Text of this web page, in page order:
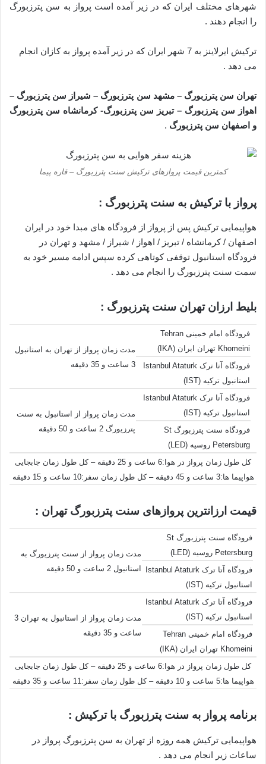
شهرهای مختلف ایران که در زیر آمده است پرواز به سن پترزبورگ
را انجام دهند .
ترکیش ایرلاینز به 7 شهر ایران که در زیر آمده پرواز به کازان انجام
می دهد .
تهران سن پترزبورگ – مشهد سن پترزبورگ – شیراز سن پترزبورگ –
اهواز سن پترزبورگ – تبریز سن پترزبورگ- کرمانشاه سن پترزبورگ
و اصفهان سن پترزبورگ .
کمترین قیمت پروازهای ترکیش سنت پترزبورگ – قاره پیما
پرواز با ترکیش به سنت پترزبورگ :
هواپیمایی ترکیش پس از پرواز از فرودگاه های مبدا خود در ایران
اصفهان / کرمانشاه / تبریز / اهواز / شیراز / مشهد و تهران در
فرودگاه استانبول توقفی کوتاهی کرده سپس ادامه مسیر خود به
سمت سنت پترزبورگ را انجام می دهد .
بلیط ارزان تهران سنت پترزبورگ :
فرودگاه امام خمینی Tehran
Khomeini تهران ایران (IKA)
مدت زمان پرواز از تهران به استانبول
3 ساعت و 35 دقیقه
فرودگاه آتا ترک Istanbul Ataturk
استانبول ترکیه (IST)
فرودگاه آتا ترک Istanbul Ataturk
استانبول ترکیه (IST)
مدت زمان پرواز از استانبول به سنت
پترزیورگ 2 ساعت و 50 دقیقه
فرودگاه سنت پترزبورگ St
Petersburg روسیه (LED)
کل طول زمان پرواز در هوا:6 ساعت و 25 دقیقه – کل طول زمان جابجایی
هواپیما ها:3 ساعت و 45 دقیقه – کل طول زمان سفر:10 ساعت و 15 دقیقه
قیمت ارزانترین پروازهای سنت پترزبورگ تهران :
فرودگاه سنت پترزبورگ St
Petersburg روسیه (LED)
مدت زمان پرواز از سنت پترزیورگ به
استانبول 2 ساعت و 50 دقیقه فرودگاه آتا ترک Istanbul Ataturk
استانبول ترکیه (IST)
فرودگاه آتا ترک Istanbul Ataturk
استانبول ترکیه (IST)
مدت زمان پرواز از استانبول به تهران 3
ساعت و 35 دقیقه
فرودگاه امام خمینی Tehran
Khomeini تهران ایران (IKA)
کل طول زمان پرواز در هوا:6 ساعت و 25 دقیقه – کل طول زمان جابجایی
هواپیما ها:5 ساعت و 10 دقیقه – کل طول زمان سفر:11 ساعت و 35 دقیقه
برنامه پرواز به سنت پترزبورگ با ترکیش :
هواپیمایی ترکیش همه روزه از تهران به سن پترزبورگ پرواز در
ساعات زیر انجام می دهد .